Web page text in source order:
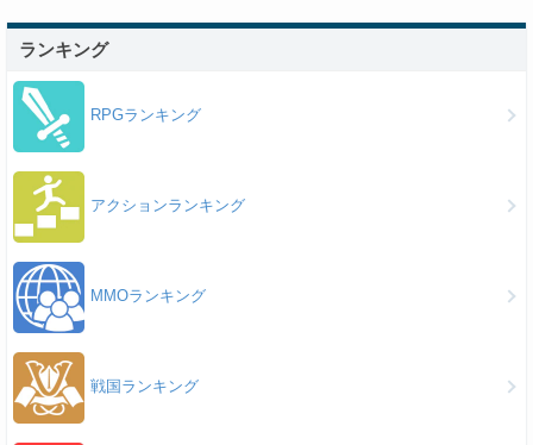
ランキング
RPGランキング
アクションランキング
MMOランキング
戦国ランキング